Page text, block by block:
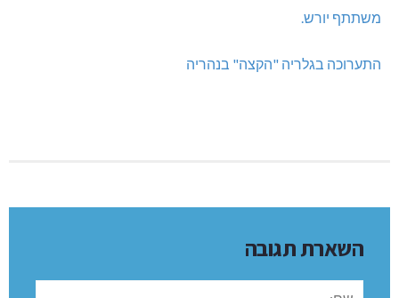
משתתף יורש.
התערוכה בגלריה "הקצה" בנהריה
השארת תגובה